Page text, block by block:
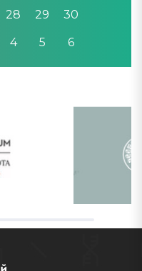
28 29 30
4 5 6